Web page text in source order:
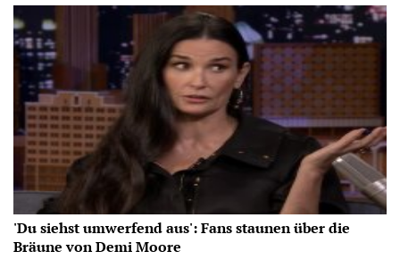
'Du siehst umwerfend aus': Fans staunen über die
Bräune von Demi Moore